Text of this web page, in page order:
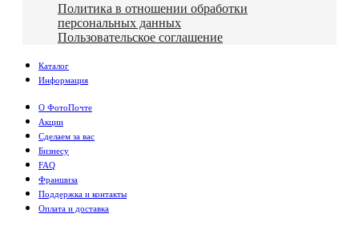
Политика в отношении обработки
персональных данных
Пользовательское соглашение
Каталог
Информация
О ФотоПочте
Акции
Сделаем за вас
Бизнесу
FAQ
Франшиза
Поддержка и контакты
Оплата и доставка